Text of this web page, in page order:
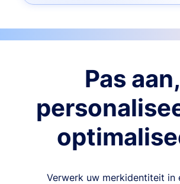
Pas aan,
Verwerk uw merkidentiteit in